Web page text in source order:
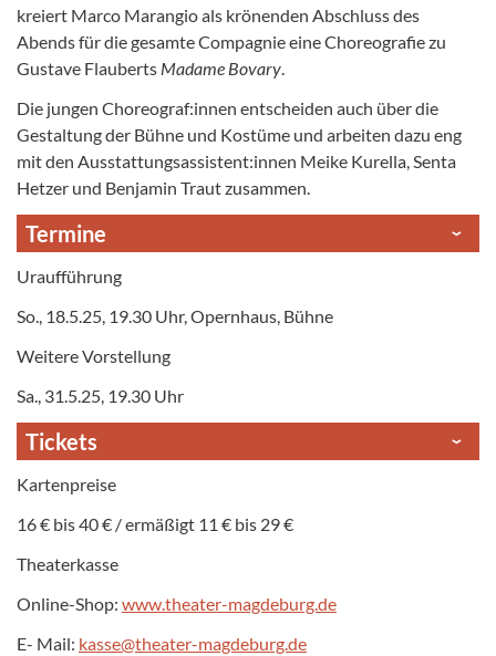
kreiert Marco Marangio als krönenden Abschluss des
Abends für die gesamte Compagnie eine Choreografie zu
Gustave Flauberts Madame Bovary
Die jungen Choreograf:innen entscheiden auch über die
Gestaltung der Bühne und Kostüme und arbeiten dazu eng
mit den Ausstattungsassistent:innen Meike Kurella, Senta
Hetzer und Benjamin Traut zusammen.
Termine
Uraufführung
So., 18.5.25, 19.30 Uhr, Opernhaus, Bühne
Weitere Vorstellung
Sa., 31.5.25, 19.30 Uhr
Tickets
Kartenpreise
16 € bis 40 € / ermäßigt 11 € bis 29 €
Theaterkasse
Online-Shop: www.theater-magdeburg.de
E- Mail: kasse@theater-magdeburg.de